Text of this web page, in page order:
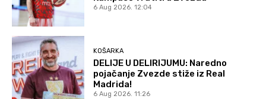
6 Aug 2026. 12:04
KOŠARKA
DELIJE U DELIRIJUMU: Naredno
pojačanje Zvezde stiže iz Real
Madrida!
6 Aug 2026. 11:26